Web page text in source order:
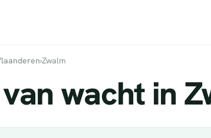
›Zwalm
wacht in